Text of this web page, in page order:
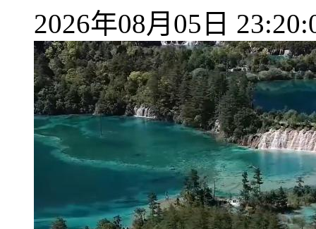
2026年08月05日